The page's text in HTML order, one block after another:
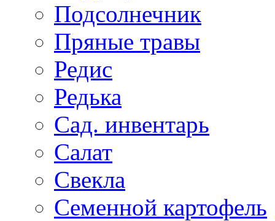
Подсолнечник
Пряные травы
Редис
Редька
Сад. инвентарь
Салат
Свекла
Семенной картофель